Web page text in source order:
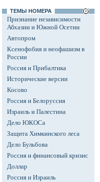
ТЕМЫ НОМЕРА
Признание независимости
Абхазии и Южной Осетии
Автопром
Ксенофобия и неофашизм в
России
Россия и Прибалтика
Исторические версии
Косово
Россия и Белоруссия
Израиль и Палестина
Дело ЮКОСа
Защита Химкинского леса
Дело Бульбова
Россия и финансовый кризис
Доллар
Россия и Израиль